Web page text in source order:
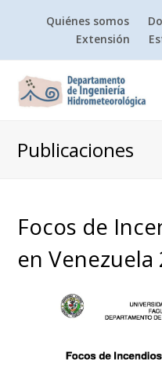
Quiénes somos
Extensión
Publicaciones
Focos de
en Venezuela